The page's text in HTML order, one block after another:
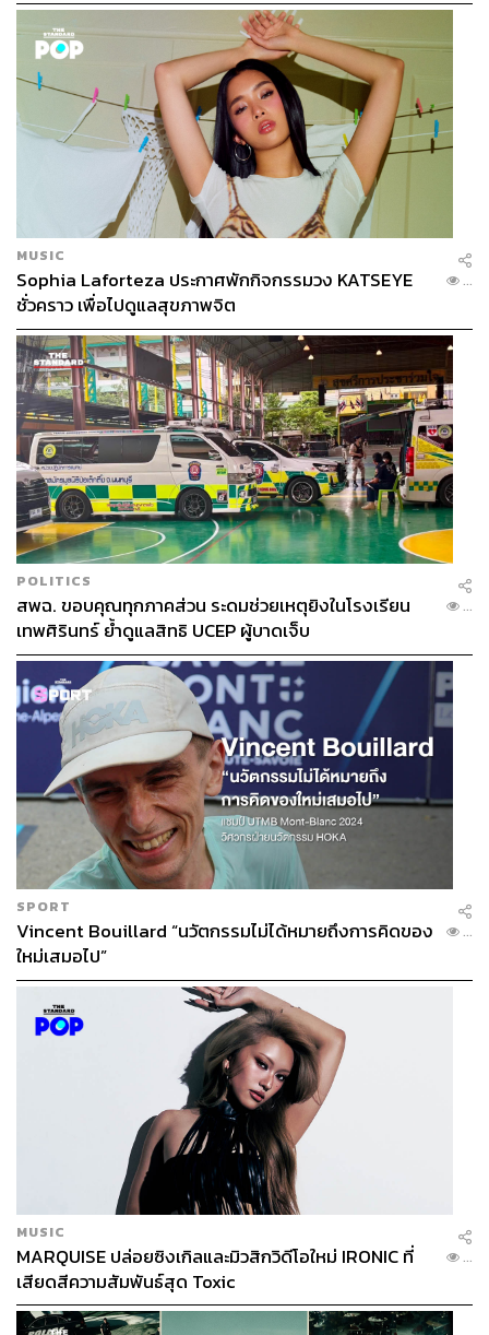
MUSIC
Sophia Laforteza ประกาศพักกิจกรรมวง KATSEYE
ชั่วคราว เพื่อไปดูแลสุขภาพจิต
...
POLITICS
สพฉ. ขอบคุณทุกภาคส่วน ระดมช่วยเหตุยิงในโรงเรียน
เทพศิรินทร์ ย้ำดูแลสิทธิ UCEP ผู้บาดเจ็บ
...
SPORT
Vincent Bouillard “นวัตกรรมไม่ได้หมายถึงการคิดของ
ใหม่เสมอไป”
...
MUSIC
MARQUISE ปล่อยซิงเกิลและมิวสิกวิดีโอใหม่ IRONIC ที่
เสียดสีความสัมพันธ์สุด Toxic
...